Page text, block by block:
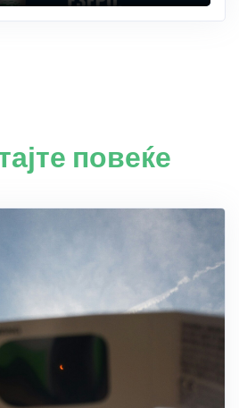
повеќе